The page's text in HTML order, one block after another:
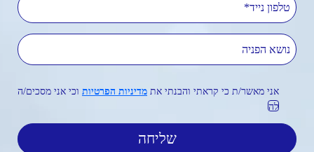
נושא הפניה
אני מאשר/ת כי קראתי והבנתי את מדיניות הפרטיות וכי אני מסכים/ה
לה